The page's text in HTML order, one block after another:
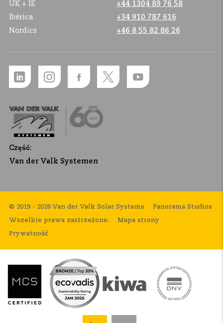
UK + IE
+44 1304 89 76 58
Ibérica
+34 910 787 616
Nordics
+46 8 55 82 86 26
Część:
Van der Valk Systemen
© 2019 - 2026 Van der Valk Solar Systems
Wszelkie prawa zastrzeżone. Mapa strony
Prywatność
Panorama Studios